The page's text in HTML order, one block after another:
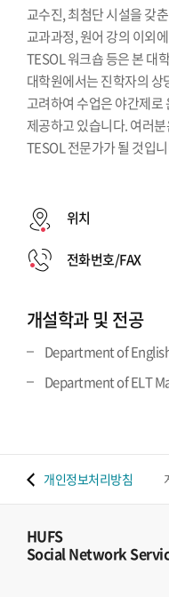
교수진, 최첨단 시설을 갖
교과과정, 원어 강의 이외
TESOL 워크숍 등은 본 대
대학원에서는 진학자의
고려하여 수업은 야간제
제공하고 있습니다. 여러
TESOL 전문가가 될 것입
위치
전화번호/FAX
개설학과 및 전공
Department of
Department of ELT
개인정보처리방침
HUFS
Social Network